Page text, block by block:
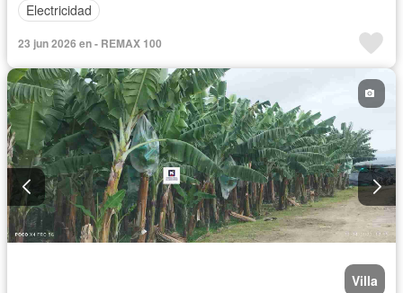
Electricidad
23 jun 2026 en - REMAX 100
Villa